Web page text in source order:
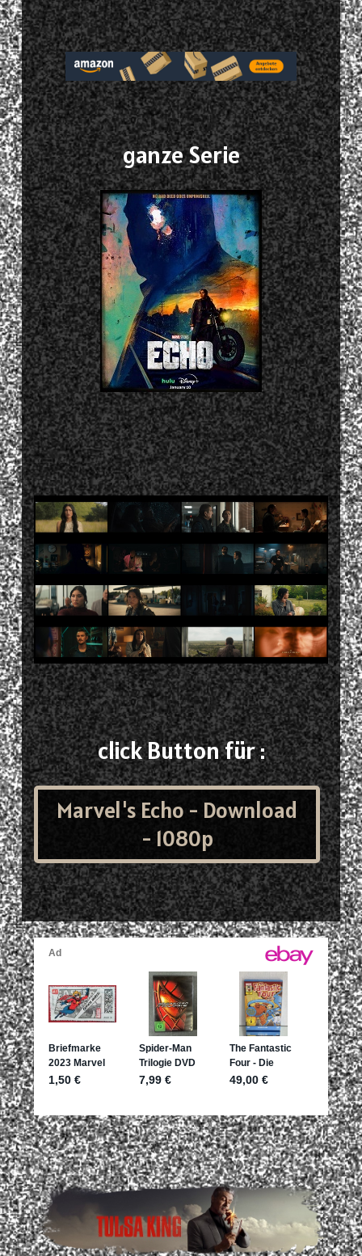
ganze Serie
click Button für :
Marvel's Echo - Download
- 1080p